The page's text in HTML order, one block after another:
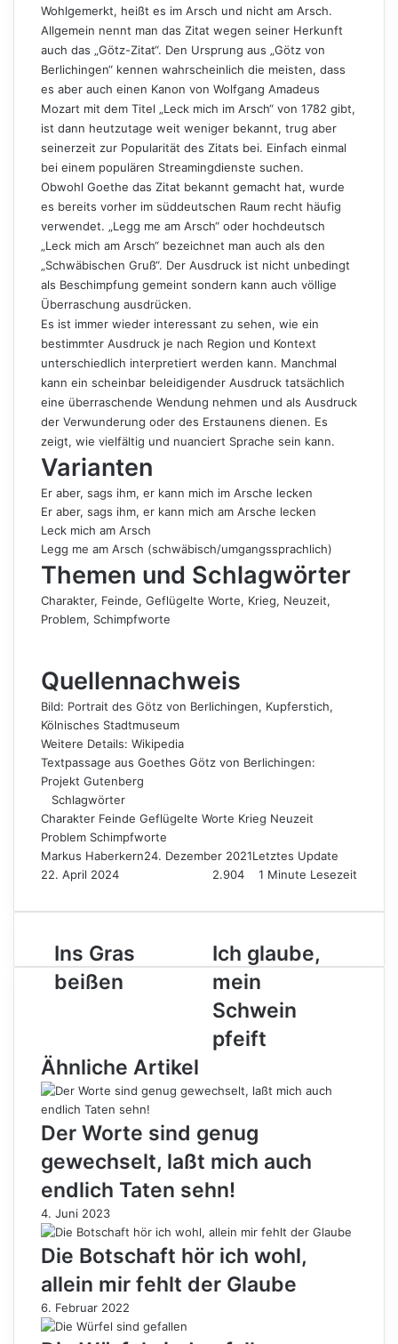
Wohlgemerkt, heißt es im Arsch und nicht am Arsch.
Allgemein nennt man das Zitat wegen seiner Herkunft
auch das „Götz-Zitat“. Den Ursprung aus „Götz von
Berlichingen“ kennen wahrscheinlich die meisten, dass
es aber auch einen Kanon von Wolfgang Amadeus
Mozart mit dem Titel „Leck mich im Arsch“ von 1782 gibt,
ist dann heutzutage weit weniger bekannt, trug aber
seinerzeit zur Popularität des Zitats bei. Einfach einmal
bei einem populären Streamingdienste suchen.
Obwohl Goethe das Zitat bekannt gemacht hat, wurde
es bereits vorher im süddeutschen Raum recht häufig
verwendet. „Legg me am Arsch“ oder hochdeutsch
„Leck mich am Arsch“ bezeichnet man auch als den
„Schwäbischen Gruß“. Der Ausdruck ist nicht unbedingt
als Beschimpfung gemeint sondern kann auch völlige
Überraschung ausdrücken.
Es ist immer wieder interessant zu sehen, wie ein
bestimmter Ausdruck je nach Region und Kontext
unterschiedlich interpretiert werden kann. Manchmal
kann ein scheinbar beleidigender Ausdruck tatsächlich
eine überraschende Wendung nehmen und als Ausdruck
der Verwunderung oder des Erstaunens dienen. Es
zeigt, wie vielfältig und nuanciert Sprache sein kann.
Varianten
Er aber, sags ihm, er kann mich im Arsche lecken
Er aber, sags ihm, er kann mich am Arsche lecken
Leck mich am Arsch
Legg me am Arsch (schwäbisch/umgangssprachlich)
Themen und Schlagwörter
Charakter, Feinde, Geflügelte Worte, Krieg, Neuzeit
Problem, Schimpfworte
Quellennachweis
Bild: Portrait des Götz von Berlichingen, Kupferstich,
Kölnisches Stadtmuseum
Weitere Details: Wikipedia
Textpassage aus Goethes Götz von Berlichingen:
Projekt Gutenberg
Schlagwörter
Charakter Feinde Geflügelte Worte Krieg Neuzeit
Problem Schimpfworte
Markus Haberkern24. Dezember 2021Letztes Update
22. April 2024
2.904 1 Minute Lesezeit
Ins
Gras
beißen
Ins Gras
beißen
Ich
glaube,
mein
Schwein
pfeift
Ich glaube,
mein
Schwein
pfeift
Ähnliche Artikel
Der Worte sind genug
gewechselt, laßt mich auch
endlich Taten sehn!
4. Juni 2023
Die Botschaft hör ich wohl,
allein mir fehlt der Glaube
6. Februar 2022